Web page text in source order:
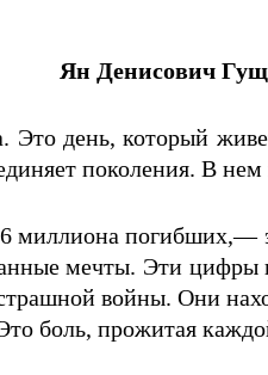
Ян Денисович
день, который
поколения. В
погибших,—
мечты. Эти
войны. Они
боль, прожитая